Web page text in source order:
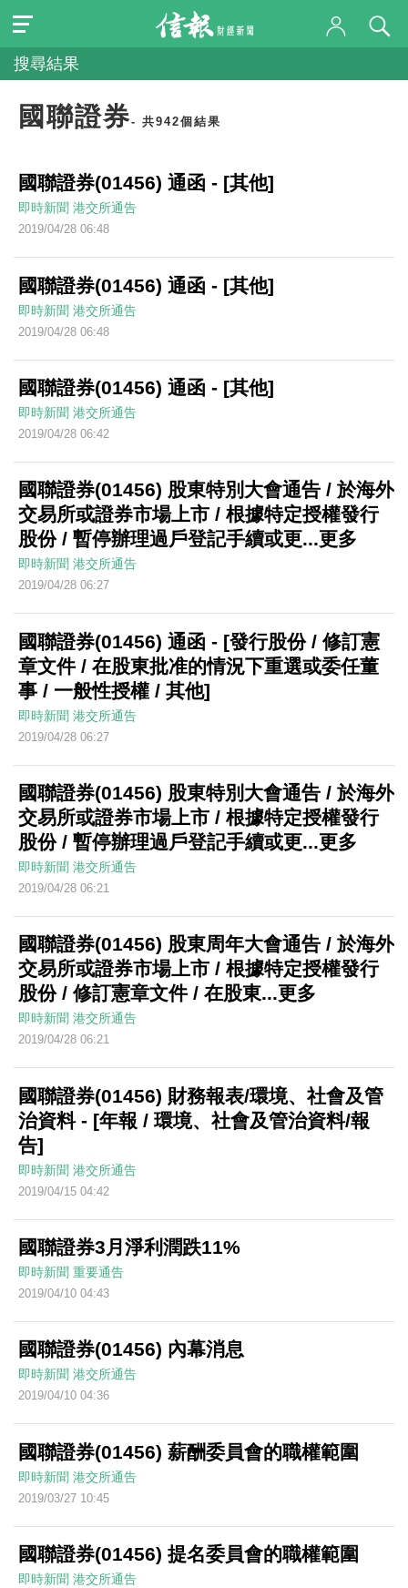
搜尋結果
國聯證券- 共942個結果
國聯證券(01456) 通函 - [其他]
即時新聞 港交所通告
2019/04/28 06:48
國聯證券(01456) 通函 - [其他]
即時新聞 港交所通告
2019/04/28 06:48
國聯證券(01456) 通函 - [其他]
即時新聞 港交所通告
2019/04/28 06:42
國聯證券(01456) 股東特別大會通告 / 於海外
交易所或證券市場上市 / 根據特定授權發行
股份 / 暫停辦理過戶登記手續或更...更多
即時新聞 港交所通告
2019/04/28 06:27
國聯證券(01456) 通函 - [發行股份 / 修訂憲
章文件 / 在股東批准的情況下重選或委任董
事 / 一般性授權 / 其他]
即時新聞 港交所通告
2019/04/28 06:27
國聯證券(01456) 股東特別大會通告 / 於海外
交易所或證券市場上市 / 根據特定授權發行
股份 / 暫停辦理過戶登記手續或更...更多
即時新聞 港交所通告
2019/04/28 06:21
國聯證券(01456) 股東周年大會通告 / 於海外
交易所或證券市場上市 / 根據特定授權發行
股份 / 修訂憲章文件 / 在股東...更多
即時新聞 港交所通告
2019/04/28 06:21
國聯證券(01456) 財務報表/環境、社會及管
治資料 - [年報 / 環境、社會及管治資料/報
告]
即時新聞 港交所通告
2019/04/15 04:42
國聯證券3月淨利潤跌11%
即時新聞 重要通告
2019/04/10 04:43
國聯證券(01456) 內幕消息
即時新聞 港交所通告
2019/04/10 04:36
國聯證券(01456) 薪酬委員會的職權範圍
即時新聞 港交所通告
2019/03/27 10:45
國聯證券(01456) 提名委員會的職權範圍
即時新聞 港交所通告